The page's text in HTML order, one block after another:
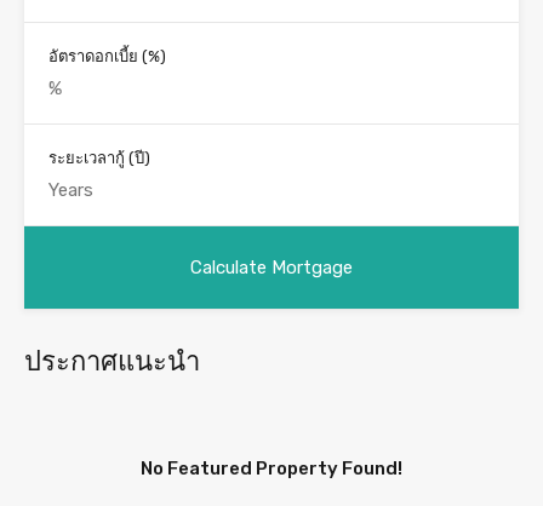
อัตราดอกเบี้ย (%)
ระยะเวลากู้ (ปี)
ประกาศแนะนำ
No Featured Property Found!